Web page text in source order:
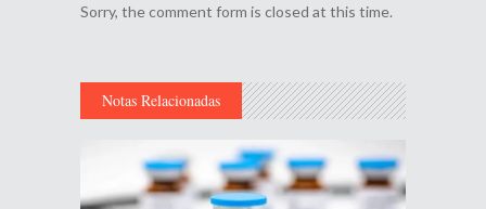
Sorry, the comment form is closed at this time.
Notas Relacionadas